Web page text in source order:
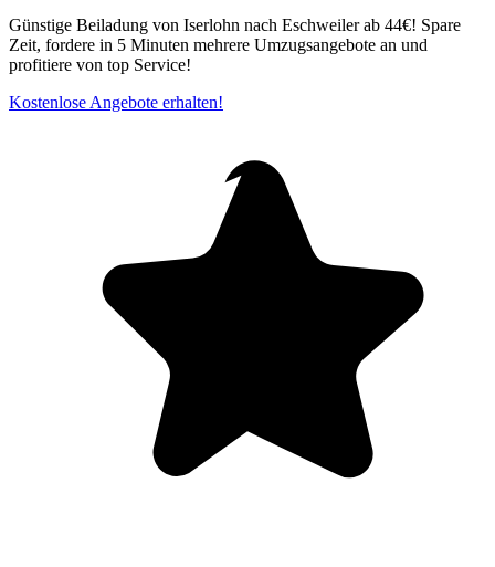
Günstige Beiladung von Iserlohn nach Eschweiler ab 44€! Spare
Zeit, fordere in 5 Minuten mehrere Umzugsangebote an und
profitiere von top Service!
Kostenlose Angebote erhalten!